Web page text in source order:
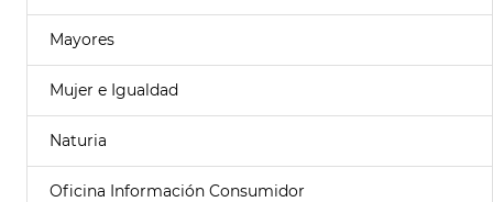
Mayores
Mujer e Igualdad
Naturia
Oficina Información Consumidor